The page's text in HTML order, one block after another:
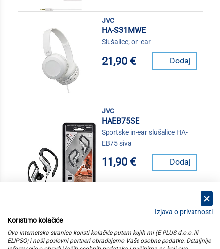
jvc
HA-S31MWE
Slušalice; on-ear
21,90 € Dodaj
jvc
HAEB75SE
Sportske in-ear slušalice HA-
EB75 siva
11,90 € Dodaj
kategorije
Izjava o privatnosti
Koristimo kolačiće
Ova internetska stranica koristi kolačiće putem kojih mi (E PLUS d.o.o. ili
ELIPSO) i naši poslovni partneri obrađujemo Vaše osobne podatke. Detaljnije